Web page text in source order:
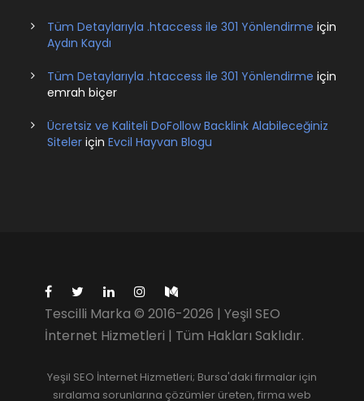
Tüm Detaylarıyla .htaccess ile 301 Yönlendirme için
Aydın Kaydı
Tüm Detaylarıyla .htaccess ile 301 Yönlendirme için
emrah biçer
Ücretsiz ve Kaliteli DoFollow Backlink Alabileceğiniz
Siteler için Evcil Hayvan Blogu
Tescilli Marka © 2016-2026 | Yeşil SEO
İnternet Hizmetleri | Tüm Hakları Saklıdır.
Yeşil SEO İnternet Hizmetleri; Bursa'daki firmalar için
sıralama sorunlarına çözümler üreten, firma web